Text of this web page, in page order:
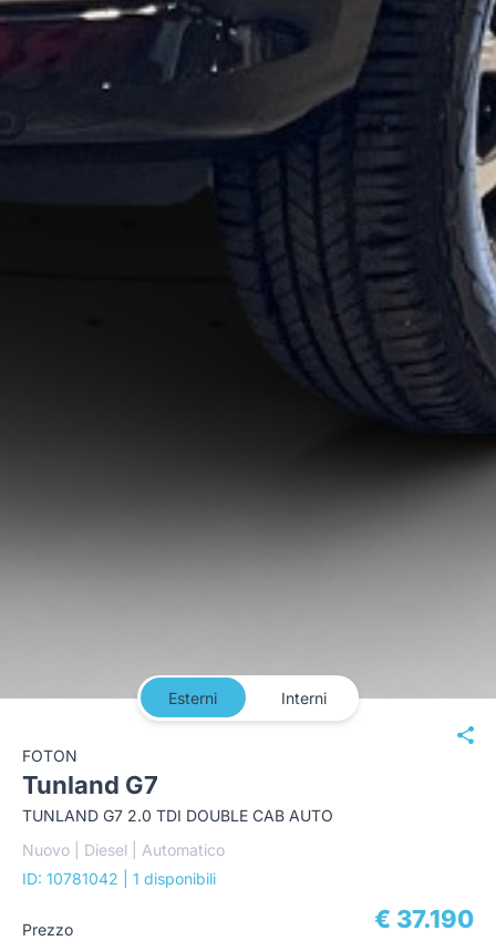
Esterni Interni
FOTON
Tunland G7
TUNLAND G7 2.0 TDI DOUBLE CAB AUTO
Nuovo | Diesel | Automatico
ID: 10781042
| 1 disponibili
Prezzo € 37.190